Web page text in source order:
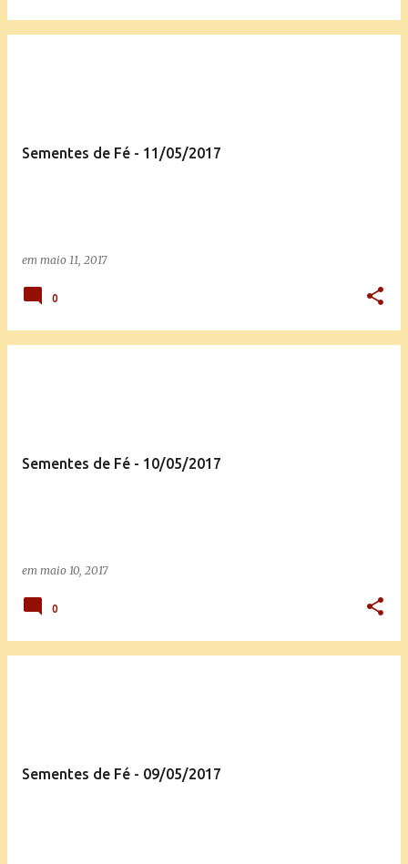
Sementes de Fé - 11/05/2017
em maio 11, 2017
0
Sementes de Fé - 10/05/2017
em maio 10, 2017
0
Sementes de Fé - 09/05/2017